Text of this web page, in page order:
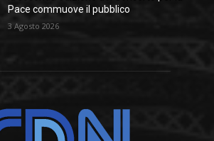
Pace commuove il pubblico
3 Agosto 2026